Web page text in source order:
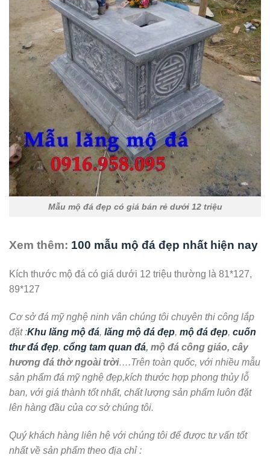
Mẫu mộ đá đẹp có giá bán rẻ dưới 12 triệu
Xem thêm: 100 mẫu mộ đá đẹp nhất hiện nay
Kích thước mộ đá có giá dưới 12 triệu thường là 81*127,
89*127
Cơ sở đá mỹ nghệ ninh vân chúng tôi chuyên thi công lắp
đặt :Khu lăng mộ đá, lăng mộ đá đẹp, mộ đá đẹp, cuốn
thư đá đẹp, cổng tam quan đá, mộ đá công giáo, cây
hương đá thờ ngoài trời….Trên toàn quốc, với nhiều mẫu
sản phẩm đá mỹ nghệ đẹp,kích thước hợp phong thủy lỗ
ban, với giá thành tốt nhất, chất lượng sản phẩm luôn đặt
lên hàng đầu của cơ sở chúng tôi.
Quý khách hàng liên hệ với chúng tôi để được tư vấn tốt
nhất về sản phẩm theo địa chỉ :